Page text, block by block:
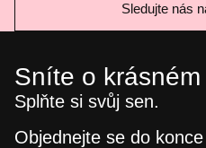
Sledujte nás
Sníte o
Splňte si svůj sen.
Objednejte se do